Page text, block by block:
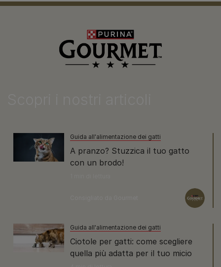
Guida all'alimentazione dei gatti
A pranzo? Stuzzica il tuo gatto
con un brodo!
Guida all'alimentazione dei gatti
Ciotole per gatti: come scegliere
quella più adatta per il tuo micio